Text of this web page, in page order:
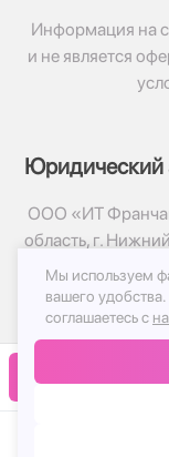
Информация на
и не является
Юридический
ООО «ИТ
область, г.
© 2017-2026г,
Политика
Публичная
Мы используем
вашего удобства.
соглашаетесь с